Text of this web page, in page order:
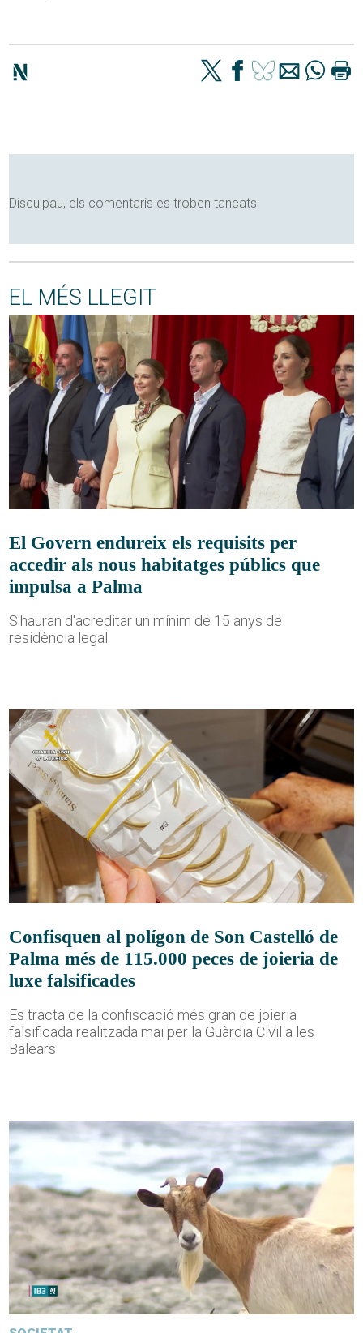
Disculpau, els comentaris es troben tancats
EL MÉS LLEGIT
El Govern endureix els requisits per
accedir als nous habitatges públics que
impulsa a Palma
S'hauran d'acreditar un mínim de 15 anys de
residència legal
Confisquen al polígon de Son Castelló de
Palma més de 115.000 peces de joieria de
luxe falsificades
Es tracta de la confiscació més gran de joieria
falsificada realitzada mai per la Guàrdia Civil a les
Balears